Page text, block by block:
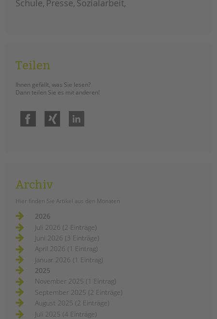
Schule Presse Sozialarbeit
Teilen
Ihnen gefällt, was Sie lesen?
Dann teilen Sie es mit anderen!
Facebook
Archiv
Hier finden Sie Artikel aus den Monaten
2026
Juli 2026 (2 Einträge)
Juni 2026 (3 Einträge)
April 2026 (1 Eintrag)
Januar 2026 (1 Eintrag)
2025
November 2025 (1 Eintrag)
September 2025 (2 Einträge)
August 2025 (2 Einträge)
Juli 2025 (4 Einträge)